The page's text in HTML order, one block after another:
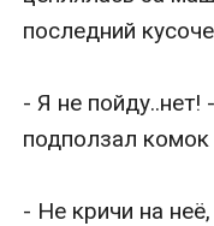
последний
- Я не пойду..нет!
подползал комок
- Не кричи на